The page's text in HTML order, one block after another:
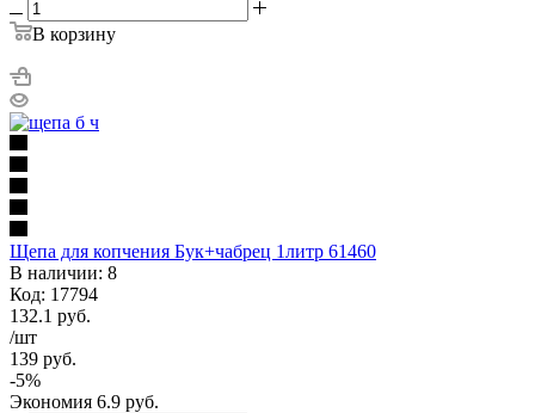
В корзину
Щепа для копчения Бук+чабрец 1литр 61460
В наличии: 8
Код: 17794
132.1 руб.
/шт
139 руб.
-5%
Экономия 6.9 руб.